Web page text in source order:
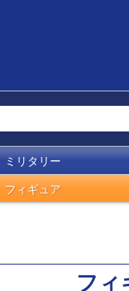
ミリタリー
フィギュア
フィ